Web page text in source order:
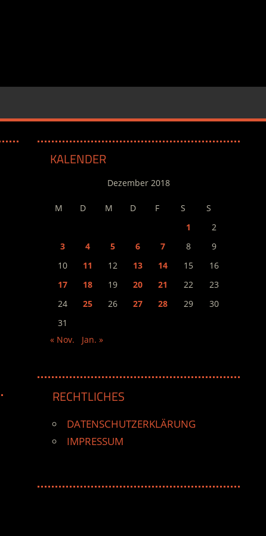
KALENDER
Dezember 2018
M D M D F S
S
1
2
3
4 5 6 7 8
9
10
11 12 13 14 15
16
17
18 19 20 21 22
23
24
25 26 27 28 29
30
31
« Nov.
Jan. »
RECHTLICHES
DATENSCHUTZERKLÄRUNG
IMPRESSUM